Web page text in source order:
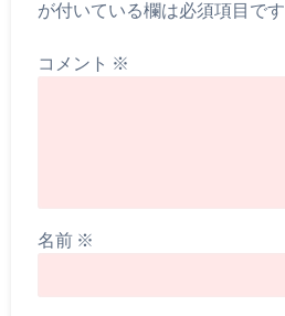
が付いている欄は必須項目です
コメント ※
名前 ※